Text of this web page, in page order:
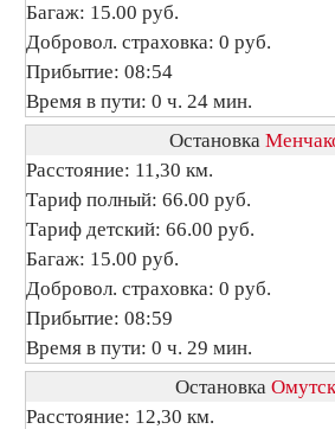
Багаж: 15.00 руб.
Добровол. страховка: 0 руб.
Прибытие: 08:54
Время в пути: 0 ч. 24 мин.
Остановка
Расстояние: 11,30 км.
Тариф полный: 66.00 руб.
Тариф детский: 66.00 руб.
Багаж: 15.00 руб.
Добровол. страховка: 0 руб.
Прибытие: 08:59
Время в пути: 0 ч. 29 мин.
Остановка
Расстояние: 12,30 км.